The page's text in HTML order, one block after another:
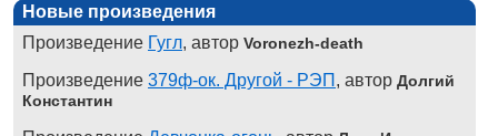
Новые произведения
Произведение Гугл, автор Voronezh-death
Произведение 379ф-ок. Другой - РЭП , автор Долгий
Константин